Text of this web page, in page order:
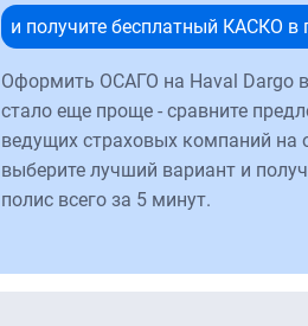
и получите бесплатный КАСКО в
Оформить ОСАГО на Haval Dargo
стало еще проще - сравните
ведущих страховых компаний на
выберите лучший вариант и
полис всего за 5 минут.